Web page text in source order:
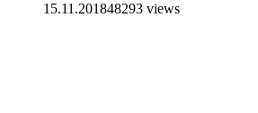
15.11.201848293 views